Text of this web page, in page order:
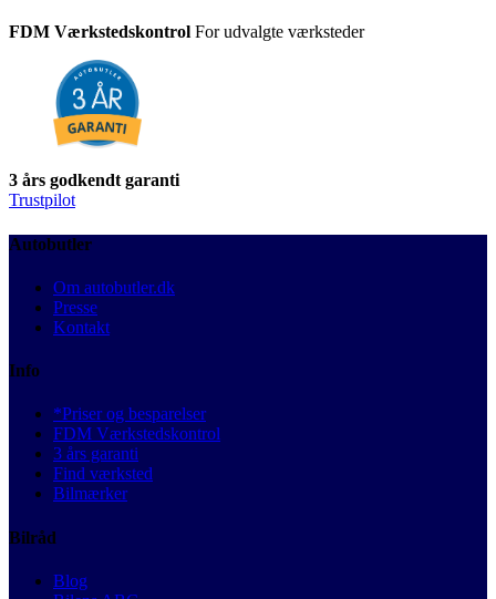
FDM Værkstedskontrol For udvalgte værksteder
3 års godkendt garanti
Trustpilot
Autobutler
Om autobutler.dk
Presse
Kontakt
Info
*Priser og besparelser
FDM Værkstedskontrol
3 års garanti
Find værksted
Bilmærker
Bilråd
Blog